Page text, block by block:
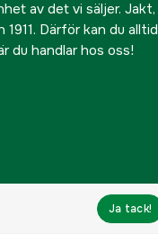
av det vi säljer. Jakt,
Därför kan du alltid
du handlar hos oss!
Ja tack!